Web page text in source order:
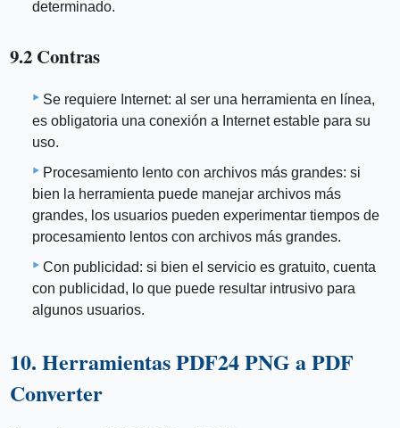
determinado.
9.2 Contras
Se requiere Internet: al ser una herramienta en línea,
es obligatoria una conexión a Internet estable para su
uso.
Procesamiento lento con archivos más grandes: si
bien la herramienta puede manejar archivos más
grandes, los usuarios pueden experimentar tiempos de
procesamiento lentos con archivos más grandes.
Con publicidad: si bien el servicio es gratuito, cuenta
con publicidad, lo que puede resultar intrusivo para
algunos usuarios.
10. Herramientas PDF24 PNG a PDF
Converter